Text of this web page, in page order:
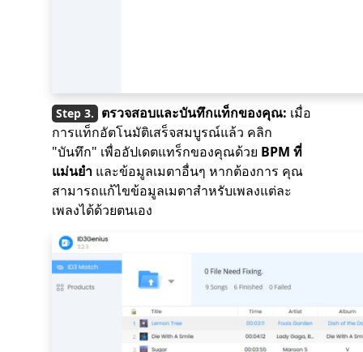
ตรวจสอบและบันทึกแท็กของคุณ: เมื่อ
การแท็กอัตโนมัติเสร็จสมบูรณ์แล้ว คลิก
"บันทึก" เพื่ออัปเดตแทร็กของคุณด้วย BPM ที่
แม่นยำ และข้อมูลเมตาอื่นๆ หากต้องการ คุณ
สามารถแก้ไขข้อมูลเมตาสำหรับเพลงแต่ละ
เพลงได้ด้วยตนเอง